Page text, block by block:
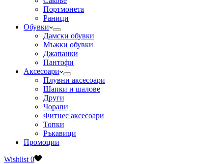
Портмонета
Раници
Обувки
Дамски обувки
Мъжки обувки
Джапанки
Пантофи
Аксесоари
Плувни аксесоари
Шапки и шалове
Други
Чорапи
Фитнес аксесоари
Топки
Ръкавици
Промоции
Wishlist 0